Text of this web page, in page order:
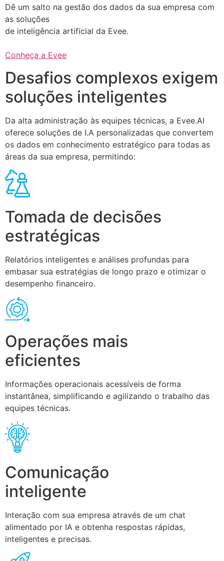
Dê um salto na gestão dos dados da sua empresa com
as soluções
de inteligência artificial da Evee.
Conheça a Evee
Desafios complexos exigem
soluções inteligentes
Da alta administração às equipes técnicas, a Evee.AI
oferece soluções de I.A personalizadas que convertem
os dados em conhecimento estratégico para todas as
áreas da sua empresa, permitindo:
Tomada de decisões
estratégicas
Relatórios inteligentes e análises profundas para
embasar sua estratégias de longo prazo e otimizar o
desempenho financeiro.
Operações mais
eficientes
Informações operacionais acessíveis de forma
instantânea, simplificando e agilizando o trabalho das
equipes técnicas.
Comunicação
inteligente
Interação com sua empresa através de um chat
alimentado por IA e obtenha respostas rápidas,
inteligentes e precisas.